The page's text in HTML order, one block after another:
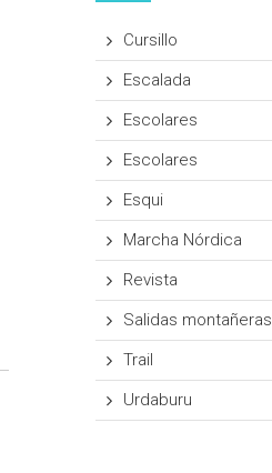
Cursillo
Escalada
Escolares
Escolares
Esqui
Marcha Nórdica
Revista
Salidas montañeras
Trail
Urdaburu